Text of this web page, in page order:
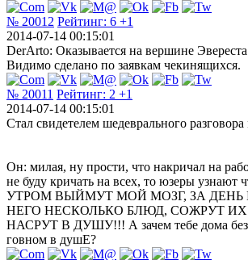
№ 20012 Рейтинг: 6 +1
2014-07-14 00:15:01
DerArto: Оказывается на вершине Эвереста
Видимо сделано по заявкам чекинящихся.
№ 20011 Рейтинг: 2 +1
2014-07-14 00:15:01
Стал свидетелем шедеврального
Он: милая, ну прости, что накричал на
не буду кричать на всех, то юзеры узнают
УТРОМ ВЫЙМУТ МОЙ МОЗГ, ЗА ДЕНЬ
НЕГО НЕСКОЛЬКО БЛЮД, СОЖРУТ
НАСРУТ В ДУШУ!!! А зачем тебе дома
говном в душЕ?